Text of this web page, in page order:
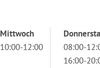
Mittwoch
10:00-12:00
08:00-
16:00-